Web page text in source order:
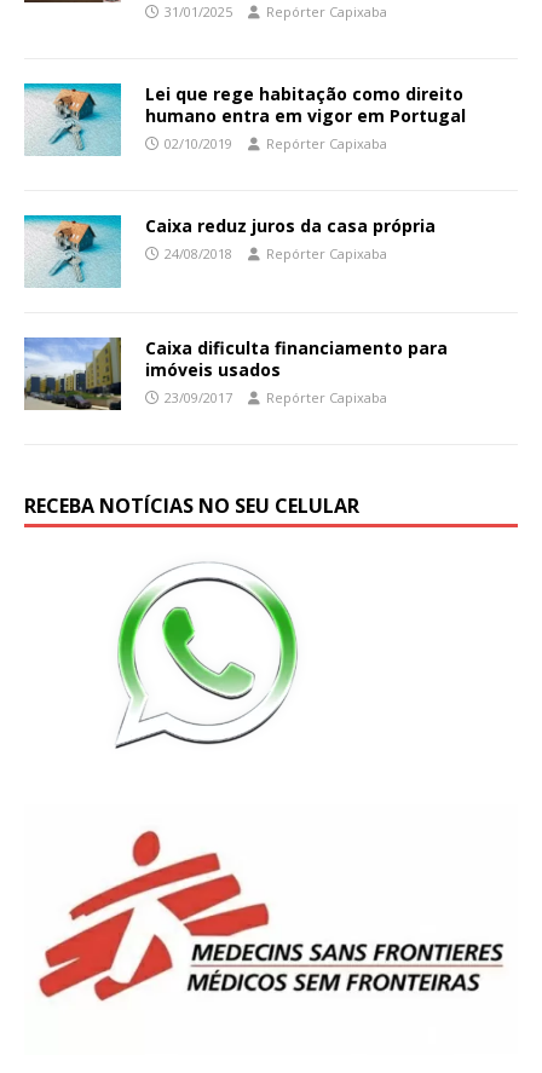
31/01/2025 Repórter Capixaba
Lei que rege habitação como direito
humano entra em vigor em Portugal
02/10/2019 Repórter Capixaba
Caixa reduz juros da casa própria
24/08/2018 Repórter Capixaba
Caixa dificulta financiamento para
imóveis usados
23/09/2017 Repórter Capixaba
RECEBA NOTÍCIAS NO SEU CELULAR